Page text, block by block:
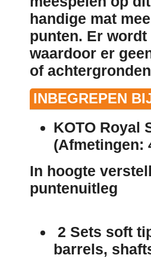
handige mat
punten. Er
waardoor er
of
INBEGREPEN
KOTO Royal
(Afmetingen:
In hoogte
puntenuitleg
2 Sets soft
barrels,